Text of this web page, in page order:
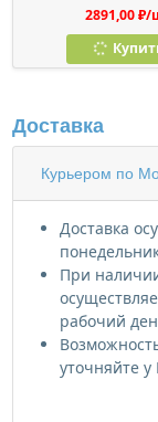
2891,00
Доставка
Курьером по
Доставка
При
рабочий
уточняйте